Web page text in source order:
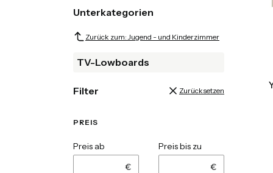
Unterkategorien
Zurück zum: Jugend - und Kinderzimmer
TV-Lowboards
Filter Zurücksetzen
PREIS
Preis ab
€
Preis bis zu
€